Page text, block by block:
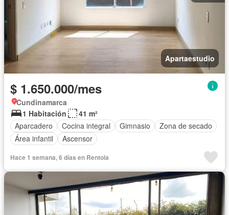
Apartaestudio
$ 1.650.000/mes
Cundinamarca
1 Habitación
41 m²
Aparcadero
Cocina integral Gimnasio
Zona de secado
Área infantil
Ascensor
Hace 1 semana, 6 días en Rentola